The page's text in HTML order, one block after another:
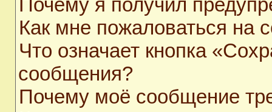
Почему я получил
Как мне пожаловаться на
Что означает кнопка
сообщения?
Почему моё сообщение